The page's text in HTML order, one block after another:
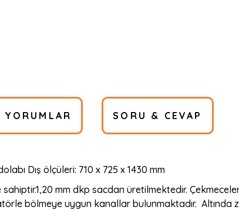
YORUMLAR SORU & CEVAP
Dış ölçüleri: 710 x 725 x 1430 mm
mm dkp sacdan üretilmektedir.
bölmeye uygun kanallar bulunmaktadır.